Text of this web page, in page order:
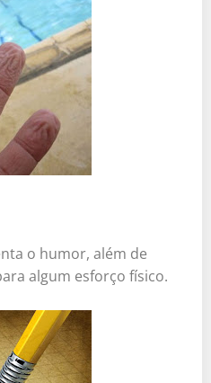
o humor, além de
algum esforço físico.